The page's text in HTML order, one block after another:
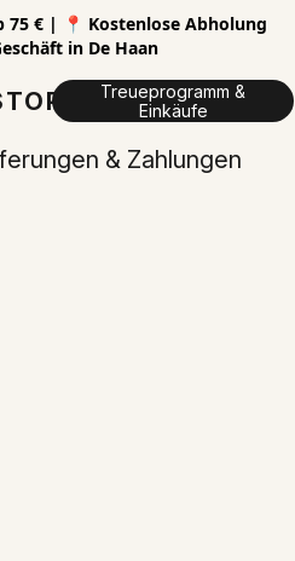
75 € | 📍 Kostenlose Abholung
in De Haan
Treueprogramm &
Einkäufe
& Zahlungen